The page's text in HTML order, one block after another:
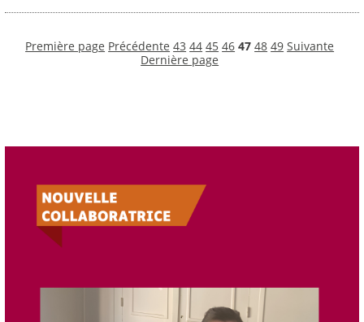
Première page Précédente 43 44 45 46 47 48 49 Suivante
Dernière page